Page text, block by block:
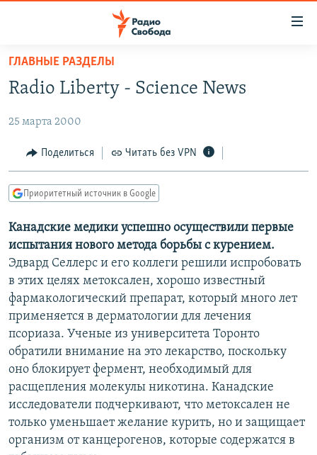
упрощенного
доступа
содержанию
Вернутся
навигации
Вернутся
поиску
ПРОГРАММЫ
АВТОРСКИЕ ПРОЕКТЫ
ЦИТАТЫ СВОБОДЫ
КУЛЬТУРА
IDEL.РЕАЛИИ
СЕВЕР.РЕАЛИИ
СИБИРЬ.РЕАЛИИ
РАСПИСАНИЕ ВЕЩАНИЯ
ПОДПИШИТЕСЬ НА РАССЫЛКУ
СОЦИАЛЬНЫЕ СЕТИ
ГЛАВНЫЕ РАЗДЕЛЫ
Radio Liberty - Science News
25 марта 2000
Поделиться Читать без VPN
Приоритетный источник в Google
Канадские медики успешно осуществили первые
испытания нового метода борьбы с курением.
Эдвард Селлерс и его коллеги решили испробовать
в этих целях метоксален, хорошо известный
фармакологический препарат, который много лет
применяется в дерматологии для лечения
псориаза. Ученые из университета Торонто
обратили внимание на это лекарство, поскольку
оно блокирует фермент, необходимый для
расщепления молекулы никотина. Канадские
исследователи подчеркивают, что метоксален не
только уменьшает желание курить, но и защищает
организм от канцерогенов, которые содержатся в